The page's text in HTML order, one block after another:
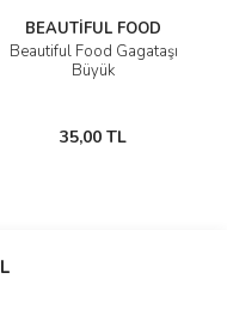
BEAUTİFUL FOOD
Beautiful Food Gagataşı
Büyük
35,00 TL